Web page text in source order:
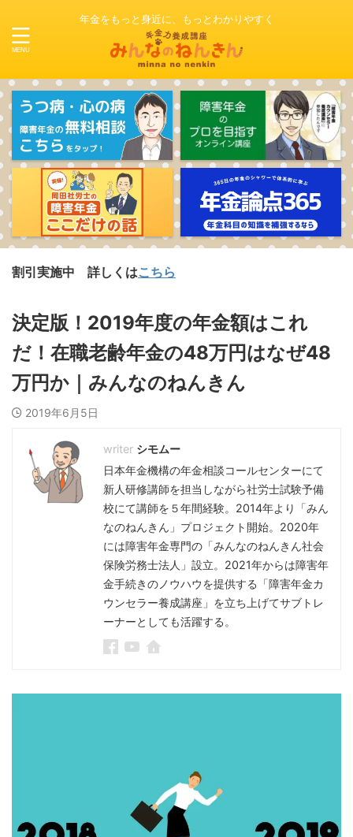
年金をもっと身近に、もっとわかりやすく
詳しくは こちら
決定版！2019年度の年金額はこれ
だ！在職老齢年金の48万円はなぜ48
万円か｜みんなのねんきん
2019年6月5日
シモムー
日本年金機構の年金相談コールセンターにて
新人研修講師を担当しながら社労士試験予備
校にて講師を５年間経験。2014年より「みん
なのねんきん」プロジェクト開始。2020年
には障害年金専門の「みんなのねんきん社会
保険労務士法人」設立。2021年からは障害年
金手続きのノウハウを提供する「障害年金カ
ウンセラー養成講座」を立ち上げてサブトレ
ーナーとしても活躍する。